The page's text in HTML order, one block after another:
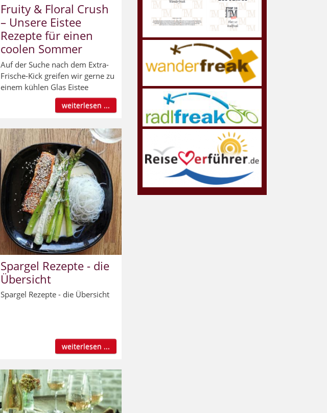
Fruity & Floral Crush
– Unsere Eistee
Rezepte für einen
coolen Sommer
Auf der Suche nach dem Extra-
Frische-Kick greifen wir gerne zu
einem kühlen Glas Eistee
weiterlesen ...
Spargel Rezepte - die
Übersicht
Spargel Rezepte - die Übersicht
weiterlesen ...